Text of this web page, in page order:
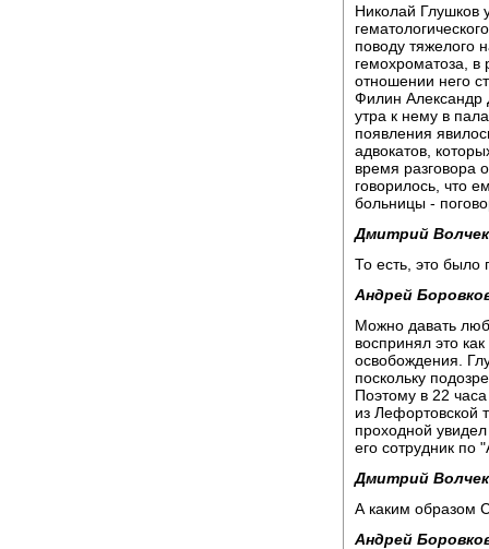
Николай Глушков
поводу тяжелого
гемохроматоза, в
отношении него
Филин Александр
утра к нему в
появления
адвокатов,
время разговора
говорилось, что
больницы -
Дмитрий
То есть, это было
Андрей
Можно давать
воспринял это
освобождения.
поскольку
Поэтому в 22
из Лефортовской
проходной
его сотрудник по
Дмитрий
А каким образом
Андрей